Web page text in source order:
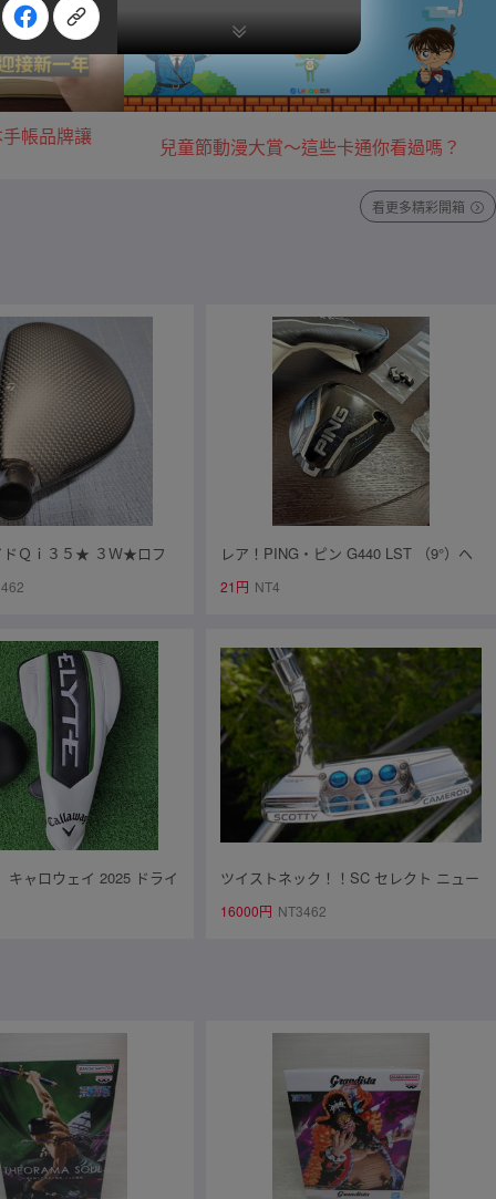
帳品牌讓 兒童節動漫大賞～這些卡通你看過嗎？
看更多精彩開箱
ドＱｉ３５★ ３Ｗ★ロフ
ドのみ★送料無料★
レア！PING・ピン G440 LST （9°）ヘ
ッド単品・純正ウェイト2個付！ ヘッ
21円 NT4
キャロウェイ 2025 ドライ
ツイストネック！！SC セレクト ニュー
ポート 2 ☆ ミラーフィニッシュ！正規
16000円 NT3462